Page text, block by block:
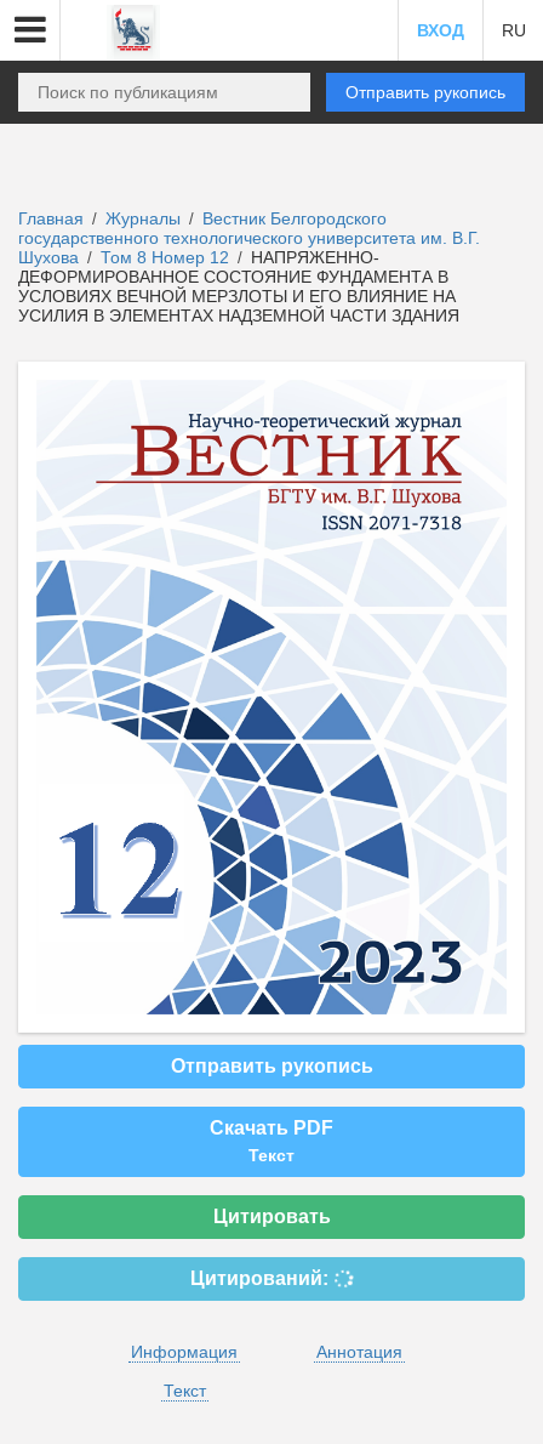
ВХОД RU
Отправить рукопись
Главная / Журналы / Вестник Белгородского
государственного технологического университета им. В.Г.
Шухова / Том 8 Номер 12 / НАПРЯЖЕННО-
ДЕФОРМИРОВАННОЕ СОСТОЯНИЕ ФУНДАМЕНТА В
УСЛОВИЯХ ВЕЧНОЙ МЕРЗЛОТЫ И ЕГО ВЛИЯНИЕ НА
УСИЛИЯ В ЭЛЕМЕНТАХ НАДЗЕМНОЙ ЧАСТИ ЗДАНИЯ
Отправить рукопись
Скачать PDF
Текст
Цитировать
Цитирований:
Информация
Аннотация
Текст